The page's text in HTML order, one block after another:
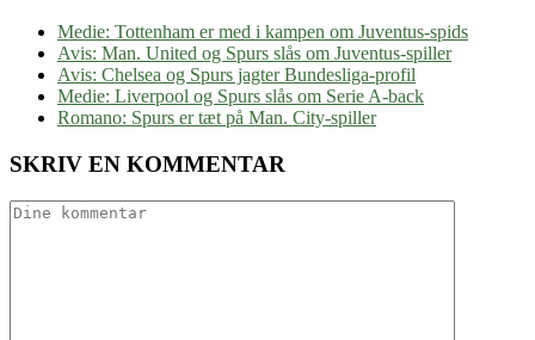
Medie: Tottenham er med i kampen om Juventus-spids
Avis: Man. United og Spurs slås om Juventus-spiller
Avis: Chelsea og Spurs jagter Bundesliga-profil
Medie: Liverpool og Spurs slås om Serie A-back
Romano: Spurs er tæt på Man. City-spiller
SKRIV EN KOMMENTAR